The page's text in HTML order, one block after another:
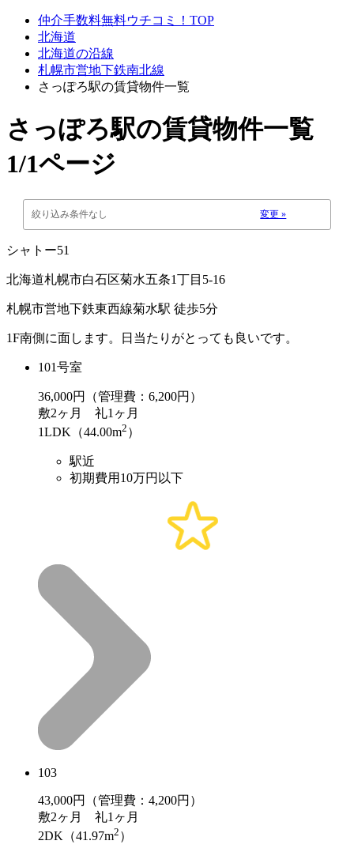
仲介手数料無料ウチコミ！TOP
北海道
北海道の沿線
札幌市営地下鉄南北線
さっぽろ駅の賃貸物件一覧
さっぽろ駅の賃貸物件一覧
1/1ページ
絞り込み条件なし 変更 »
シャトー51
北海道札幌市白石区菊水五条1丁目5-16
札幌市営地下鉄東西線菊水駅 徒歩5分
1F南側に面します。日当たりがとっても良いです。
101号室
36,000円（管理費：6,200円）
敷2ヶ月 礼1ヶ月
1LDK（44.00m2 ）
駅近
初期費用10万円以下
103
43,000円（管理費：4,200円）
敷2ヶ月 礼1ヶ月
2DK（41.97m2 ）